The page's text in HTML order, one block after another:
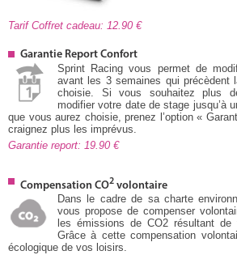
Tarif Coffret cadeau: 12.90
Garantie Report Confort
Sprint Racing vous permet de
avant les 3 semaines qui précèdent
choisie. Si vous souhaitez plus
modifier votre date de stage jusqu’à
que vous aurez choisie, prenez l’option «
craignez plus les imprévus.
Garantie report: 19.90
Compensation CO2 volontaire
Dans le cadre de sa charte
vous propose de compenser
les émissions de CO2 résultant
Grâce à cette compensation
écologique de vos loisirs.